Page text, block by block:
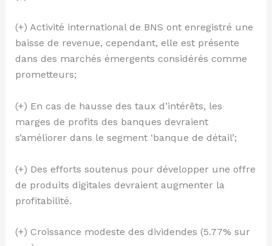
(+) Activité international de BNS ont enregistré une
baisse de revenue, cependant, elle est présente
dans des marchés émergents considérés comme
prometteurs;
(+) En cas de hausse des taux d’intérêts, les
marges de profits des banques devraient
s’améliorer dans le segment ‘banque de détail’;
(+) Des efforts soutenus pour développer une offre
de produits digitales devraient augmenter la
profitabilité.
(+) Croissance modeste des dividendes (5.77% sur